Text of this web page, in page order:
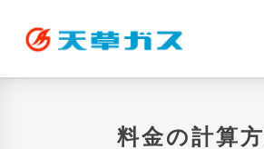
料金の計算